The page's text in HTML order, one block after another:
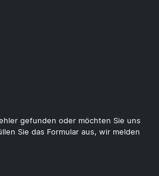
gefunden oder möchten Sie uns
Sie das Formular aus, wir melden